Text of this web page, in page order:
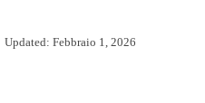
Updated: Febbraio 1, 2026